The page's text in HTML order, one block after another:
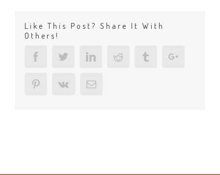
Like This Post? Share It With
Others!
FacebookTwitterLinkedinReddit TumblrGoogle+
PinterestVk Email